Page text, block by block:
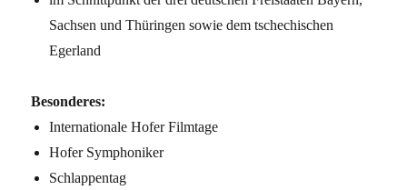
Sachsen und Thüringen sowie dem tschechischen
Egerland
Besonderes:
Internationale Hofer Filmtage
Hofer Symphoniker
Schlappentag